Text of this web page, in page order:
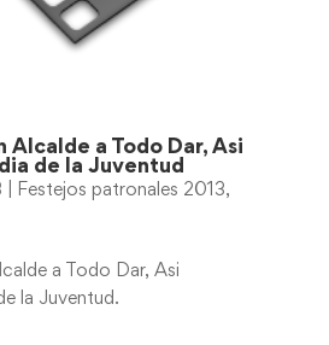
Alcalde a Todo Dar, Asi
de la Juventud
Festejos patronales 2013,
a Todo Dar, Asi
la Juventud.